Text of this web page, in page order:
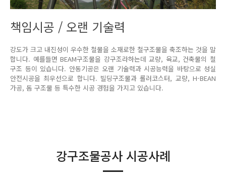
책임시공 / 오랜 기술력
강도가 크고 내진성이 우수한 철물을 소재로한 철구조물을 축조하는 것을 말
합니다. 예를들면 BEAM구조물을 강구조라하는데 교량, 육교, 건축물의 철
구조 등이 있습니다. 안동기공은 오랜 기술력과 시공능력을 바탕으로 성실
안전시공을 최우선으로 합니다. 빌딩구조물과 롤러코스터, 교량, H-BEAN
가공, 돔 구조물 등 특수한 시공 경험을 가지고 있습니다.
강구조물공사 시공사례